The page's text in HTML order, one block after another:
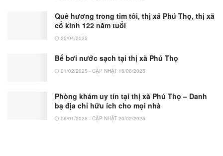
Quê hương trong tim tôi, thị xã Phú Thọ, thị xã
cổ kính 122 năm tuổi
25/04/2025
Bể bơi nước sạch tại thị xã Phú Thọ
01/02/2025 - CẬP NHẬT 16/06/2025
Phòng khám uy tín tại thị xã Phú Thọ – Danh
bạ địa chỉ hữu ích cho mọi nhà
06/01/2025 - CẬP NHẬT 20/02/2025